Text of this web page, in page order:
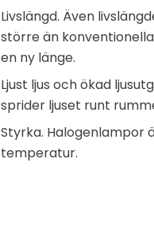
Livslängd. Även
större än
en ny länge.
Ljust ljus och ökad
sprider ljuset runt
Styrka.
temperatur.